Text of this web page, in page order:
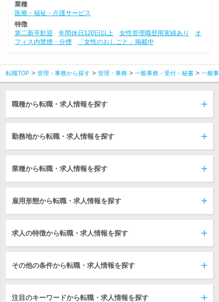
業種
医療・福祉・介護サービス
特徴
第二新卒歓迎
年間休日120日以上 女性管理職登用実績あり
オ
フィス内禁煙・分煙
「女性のおしごと」掲載中
転職TOP 管理・事務から探す 管理・事務 一般事務・受付・秘書 一般
職種から転職・求人情報を探す
勤務地から転職・求人情報を探す
業種から転職・求人情報を探す
雇用形態から転職・求人情報を探す
求人の特徴から転職・求人情報を探す
その他の条件から転職・求人情報を探す
注目のキーワードから転職・求人情報を探す